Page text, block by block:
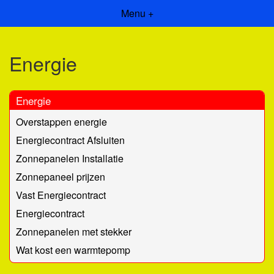
Menu +
Energie
Energie
Overstappen energie
Energiecontract Afsluiten
Zonnepanelen Installatie
Zonnepaneel prijzen
Vast Energiecontract
Energiecontract
Zonnepanelen met stekker
Wat kost een warmtepomp